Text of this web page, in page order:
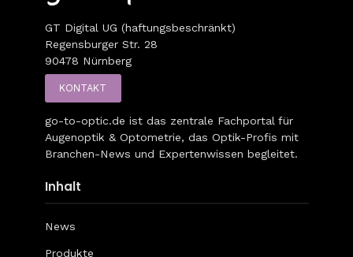
GT Digital UG (haftungsbeschränkt)
Regensburger Str. 28
90478 Nürnberg
KONTAKT
go-to-optic.de ist das zentrale Fachportal für
Augenoptik & Optometrie, das Optik-Profis mit
Branchen-News und Expertenwissen begleitet.
Inhalt
News
Produkte